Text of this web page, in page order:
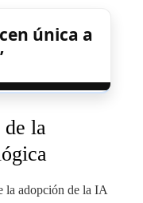
única a
la
la adopción de la IA